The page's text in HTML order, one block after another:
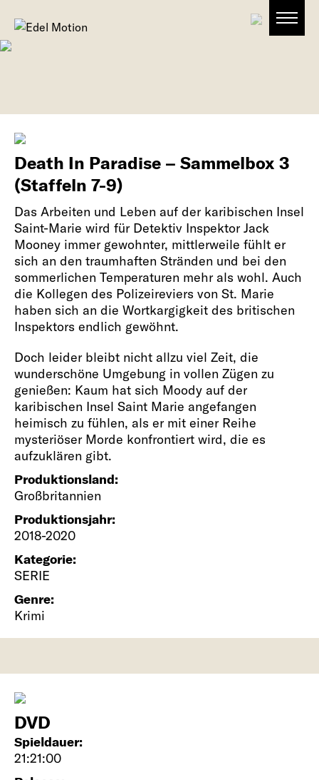
Death In Paradise – Sammelbox 3
(Staffeln 7-9)
Das Arbeiten und Leben auf der karibischen Insel
Saint-Marie wird für Detektiv Inspektor Jack
Mooney immer gewohnter, mittlerweile fühlt er
sich an den traumhaften Stränden und bei den
sommerlichen Temperaturen mehr als wohl. Auch
die Kollegen des Polizeireviers von St. Marie
haben sich an die Wortkargigkeit des britischen
Inspektors endlich gewöhnt.
Doch leider bleibt nicht allzu viel Zeit, die
wunderschöne Umgebung in vollen Zügen zu
genießen: Kaum hat sich Moody auf der
karibischen Insel Saint Marie angefangen
heimisch zu fühlen, als er mit einer Reihe
mysteriöser Morde konfrontiert wird, die es
aufzuklären gibt.
Produktionsland:
Großbritannien
Produktionsjahr:
2018-2020
Kategorie:
SERIE
Genre:
Krimi
DVD
Spieldauer:
21:21:00